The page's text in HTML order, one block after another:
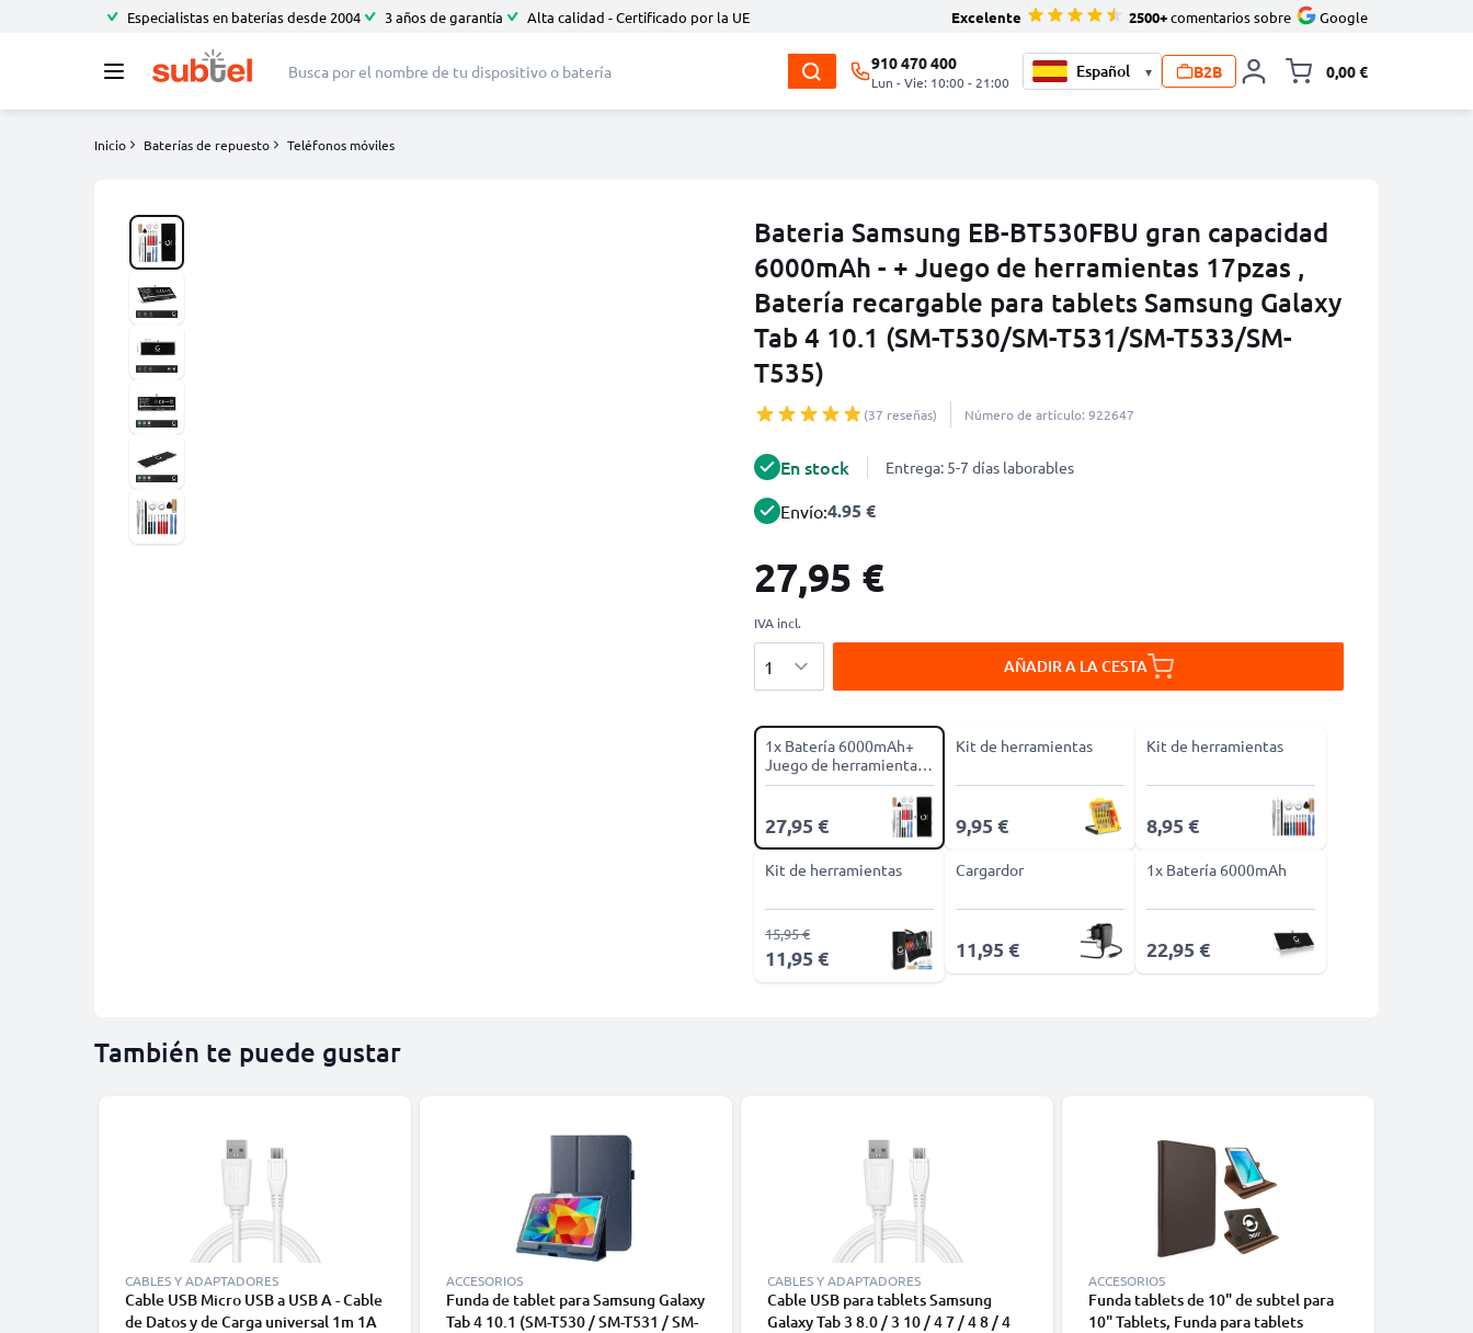
Especialistas en baterías desde 2004 3 años de garantía Alta calidad - Certificado por la UE Excelente 2500+comentarios sobre Google
910 470 400
Lun - Vie: 10:00 - 21:00
▾ B2B 0,00 €
Inicio Baterías de repuesto Teléfonos móviles
Bateria Samsung EB-BT530FBU gran capacidad
6000mAh - + Juego de herramientas 17pzas ,
Batería recargable para tablets Samsung Galaxy
Tab 4 10.1 (SM-T530/SM-T531/SM-T533/SM-
T535)
(37 reseñas) Número de artículo: 922647
En stock Entrega: 5-7 días laborables
Envío:4.95 €
27,95 €
IVA incl.
AÑADIR A LA CESTA
1x Batería 6000mAh+
Juego de herramientas
17pzas
27,95 €
Kit de herramientas
9,95 €
Kit de herramientas
8,95 €
Kit de herramientas
11,95 €
15,95 €
Cargardor
11,95 €
1x Batería 6000mAh
22,95 €
También te puede gustar
CABLES Y ADAPTADORES
Cable USB Micro USB a USB A - Cable
de Datos y de Carga universal 1m 1A
ACCESORIOS
Funda de tablet para Samsung Galaxy
Tab 4 10.1 (SM-T530 / SM-T531 / SM-
CABLES Y ADAPTADORES
Cable USB para tablets Samsung
Galaxy Tab 3 8.0 / 3 10 / 4 7 / 4 8 / 4
ACCESORIOS
Funda tablets de 10" de subtel para
10" Tablets, Funda para tablets